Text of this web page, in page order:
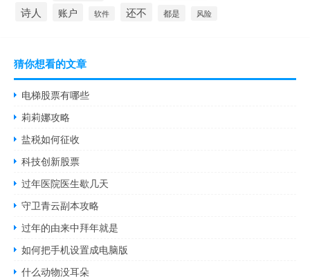
诗人 账户 软件 还不 都是 风险
猜你想看的文章
电梯股票有哪些
莉莉娜攻略
盐税如何征收
科技创新股票
过年医院医生歇几天
守卫青云副本攻略
过年的由来中拜年就是
如何把手机设置成电脑版
什么动物没耳朵